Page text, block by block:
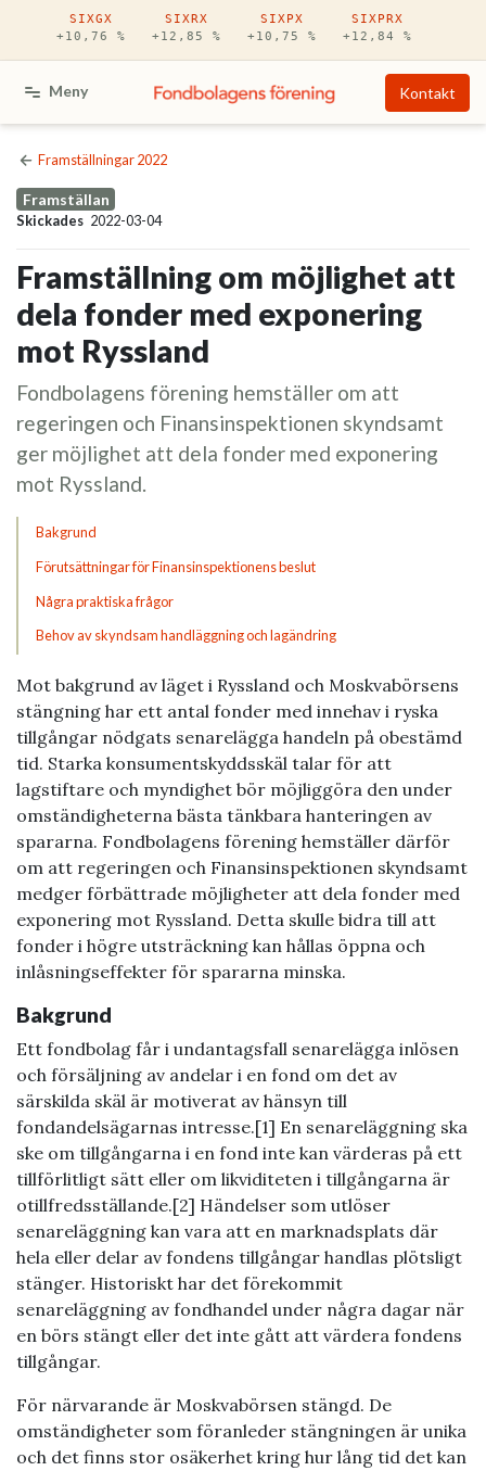
Hoppa till huvudinnehåll
SIXGX
+10,76 %
SIXRX
+12,85 %
SIXPX
+10,75 %
SIXPRX
+12,84 %
Meny Kontakt
Framställningar 2022
Framställan
Skickades 2022-03-04
Framställning om möjlighet att
dela fonder med exponering
mot Ryssland
Fondbolagens förening hemställer om att
regeringen och Finansinspektionen skyndsamt
ger möjlighet att dela fonder med exponering
mot Ryssland.
Bakgrund
Förutsättningar för Finansinspektionens beslut
Några praktiska frågor
Behov av skyndsam handläggning och lagändring
Mot bakgrund av läget i Ryssland och Moskvabörsens
stängning har ett antal fonder med innehav i ryska
tillgångar nödgats senarelägga handeln på obestämd
tid. Starka konsumentskyddsskäl talar för att
lagstiftare och myndighet bör möjliggöra den under
omständigheterna bästa tänkbara hanteringen av
spararna. Fondbolagens förening hemställer därför
om att regeringen och Finansinspektionen skyndsamt
medger förbättrade möjligheter att dela fonder med
exponering mot Ryssland. Detta skulle bidra till att
fonder i högre utsträckning kan hållas öppna och
inlåsningseffekter för spararna minska.
Bakgrund
Ett fondbolag får i undantagsfall senarelägga inlösen
och försäljning av andelar i en fond om det av
särskilda skäl är motiverat av hänsyn till
fondandelsägarnas intresse.[1] En senareläggning ska
ske om tillgångarna i en fond inte kan värderas på ett
tillförlitligt sätt eller om likviditeten i tillgångarna är
otillfredsställande.[2] Händelser som utlöser
senareläggning kan vara att en marknadsplats där
hela eller delar av fondens tillgångar handlas plötsligt
stänger. Historiskt har det förekommit
senareläggning av fondhandel under några dagar när
en börs stängt eller det inte gått att värdera fondens
tillgångar.
För närvarande är Moskvabörsen stängd. De
omständigheter som föranleder stängningen är unika
och det finns stor osäkerhet kring hur lång tid det kan